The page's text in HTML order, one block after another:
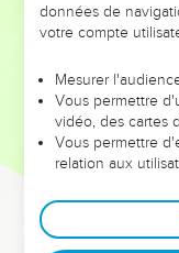
la rétribution à ses
Iles.
Et on craindra le
gloire depuis le
un fleuve, [mais]
20
qui se convertissent
Et quant à moi ;
données de
votre compte
Mesurer
Vous permettre
vidéo, des cartes
Vous permettre
relation aux